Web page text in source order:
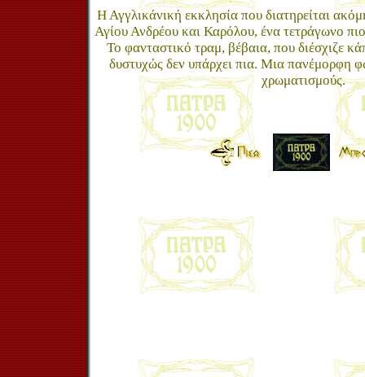
Η Αγγλικάνική εκκλησία που διατηρείται
Αγίου Ανδρέου και Καρόλου, ένα τετράγωνο
Το φανταστικό τραμ, βέβαια, που διέσχιζε
δυστυχώς δεν υπάρχει πια. Μια πανέμορφη
χρωματισμούς.